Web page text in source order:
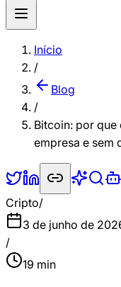
Início
/
Blog
/
Bitcoin: por que
empresa e sem
Cripto/
3 de junho de
/
19 min